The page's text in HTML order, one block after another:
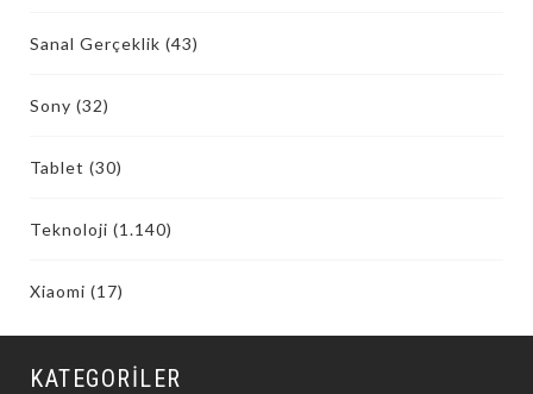
Sanal Gerçeklik (43)
Sony (32)
Tablet (30)
Teknoloji (1.140)
Xiaomi (17)
KATEGORILER